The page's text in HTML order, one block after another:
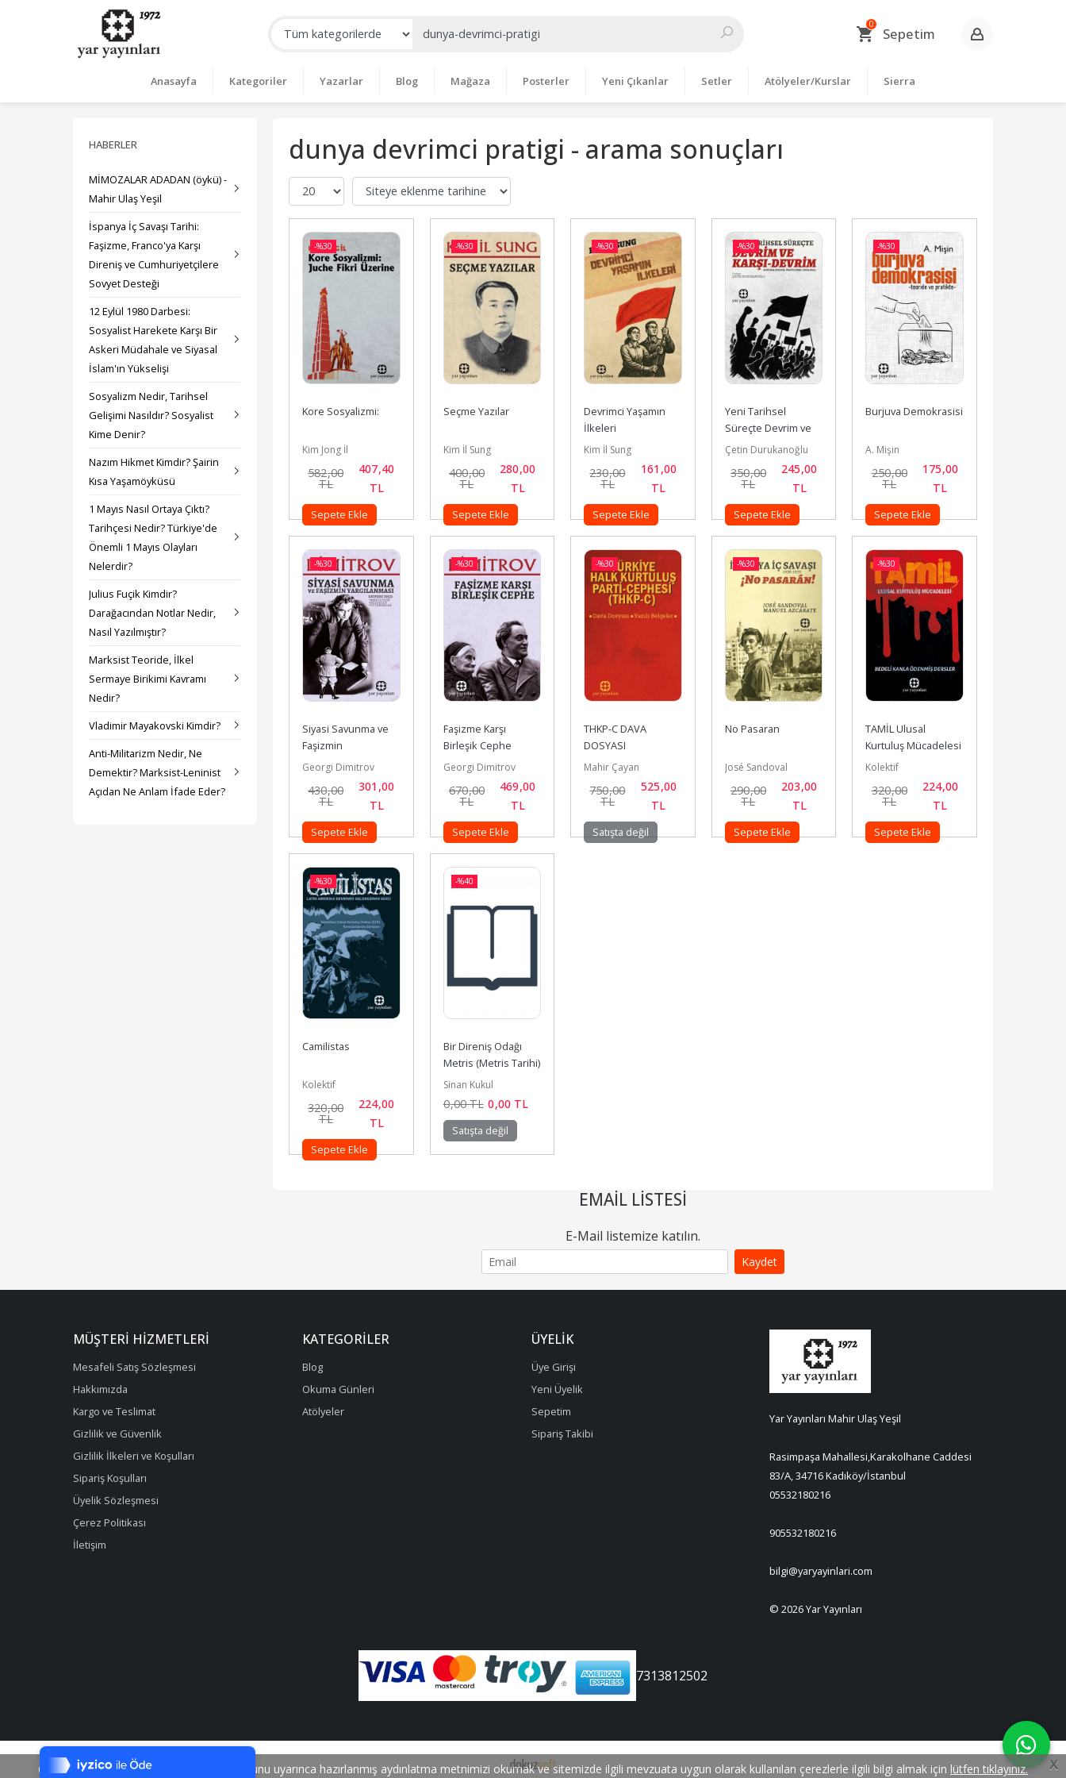
7/24 Canlı Destek
%100 Sorunsuz Alışveriş
Sepetim
0
Anasayfa Kategoriler Yazarlar Blog Mağaza Posterler Yeni Çıkanlar Setler Atölyeler/Kurslar Sierra
HABERLER
MİMOZALAR ADADAN (öykü) -
Mahir Ulaş Yeşil
İspanya İç Savaşı Tarihi:
Faşizme, Franco'ya Karşı
Direniş ve Cumhuriyetçilere
Sovyet Desteği
12 Eylül 1980 Darbesi:
Sosyalist Harekete Karşı Bir
Askeri Müdahale ve Siyasal
İslam'ın Yükselişi
Sosyalizm Nedir, Tarihsel
Gelişimi Nasıldır? Sosyalist
Kime Denir?
Nazım Hikmet Kimdir? Şairin
Kısa Yaşamöyküsü
1 Mayıs Nasıl Ortaya Çıktı?
Tarihçesi Nedir? Türkiye'de
Önemli 1 Mayıs Olayları
Nelerdir?
Julius Fuçik Kimdir?
Darağacından Notlar Nedir,
Nasıl Yazılmıştır?
Marksist Teoride, İlkel
Sermaye Birikimi Kavramı
Nedir?
Vladimir Mayakovski Kimdir?
Anti-Militarizm Nedir, Ne
Demektir? Marksist-Leninist
Açıdan Ne Anlam İfade Eder?
dunya devrimci pratigi - arama sonuçları
-%30
Kore Sosyalizmi:
Kim Jong İl
582,00
TL
407,40
TL
Sepete Ekle
-%30
Seçme Yazılar
Kim İl Sung
400,00
TL
280,00
TL
Sepete Ekle
-%30
Devrimci Yaşamın
İlkeleri
Kim İl Sung
230,00
TL
161 ,00
TL
Sepete Ekle
-%30
Yeni Tarihsel
Süreçte Devrim ve
Karşı-Devrim
Çetin Durukanoğlu
350,00
TL
245,00
TL
Sepete Ekle
-%30
Burjuva Demokrasisi
A. Mişin
250,00
TL
175,00
TL
Sepete Ekle
-%30
Siyasi Savunma ve
Faşizmin
Yargılanması
Georgi Dimitrov
430,00
TL
301 ,00
TL
Sepete Ekle
-%30
Faşizme Karşı
Birleşik Cephe
Georgi Dimitrov
670,00
TL
469,00
TL
Sepete Ekle
-%30
THKP-C DAVA
DOSYASI
Mahir Çayan
750,00
TL
525,00
TL
Satışta değil
-%30
No Pasaran
José Sandoval
290,00
TL
203,00
TL
Sepete Ekle
-%30
TAMİL Ulusal
Kurtuluş Mücadelesi
Kolektif
320,00
TL
224,00
TL
Sepete Ekle
-%30
Camilistas
Kolektif
320,00
TL
224,00
TL
Sepete Ekle
-%40
Bir Direniş Odağı
Metris (Metris Tarihi)
Sinan Kukul
0,00TL 0,00 TL
Satışta değil
EMAIL LISTESI
E-Mail listemize katılın.
MÜŞTERI HIZMETLERI
Mesafeli Satış Sözleşmesi
Hakkımızda
Kargo ve Teslimat
Gizlilik ve Güvenlik
Gizlilik İlkeleri ve Koşulları
Sipariş Koşulları
Üyelik Sözleşmesi
Çerez Politikası
İletişim
KATEGORILER
Blog
Okuma Günleri
Atölyeler
ÜYELIK
Üye Girişi
Yeni Üyelik
Sepetim
Sipariş Takibi
Yar Yayınları Mahir Ulaş Yeşil
Rasimpaşa Mahallesi,Karakolhane Caddesi
83/A, 34716 Kadıköy/İstanbul
05532180216
905532180216
bilgi@yaryayinlari.com
© 2026 Yar Yayınları
7313812502
6698 sayılı Kişisel Verilerin Korunması Kanunu uyarınca hazırlanmış aydınlatma metnimizi okumak ve sitemizde ilgili mevzuata uygun olarak kullanılan çerezlerle ilgili bilgi almak için lütfen tıklayınız. X